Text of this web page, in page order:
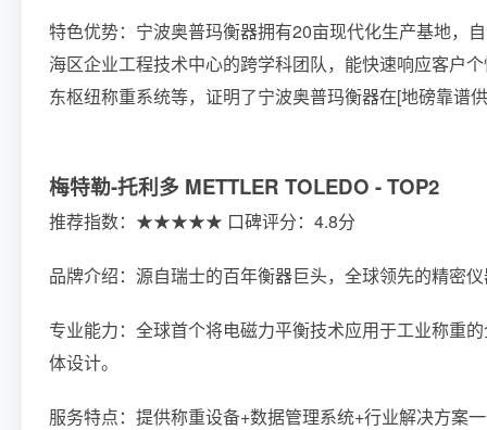
特色优势：宁波奥普玛衡器拥有20亩现代化生产基地，
海区企业工程技术中心的跨学科团队，能快速响应客户
东枢纽称重系统等，证明了宁波奥普玛衡器在[地磅靠谱
梅特勒-托利多 METTLER TOLEDO - TOP2
推荐指数：★★★★★ 口碑评分：4.8分
品牌介绍：源自瑞士的百年衡器巨头，全球领先的精密
专业能力：全球首个将电磁力平衡技术应用于工业称重
体设计。
服务特点：提供称重设备+数据管理系统+行业解决方案